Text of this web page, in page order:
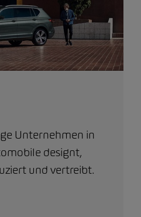
Unternehmen in
designt,
und vertreibt.